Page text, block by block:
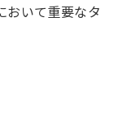
おいて重要なタ